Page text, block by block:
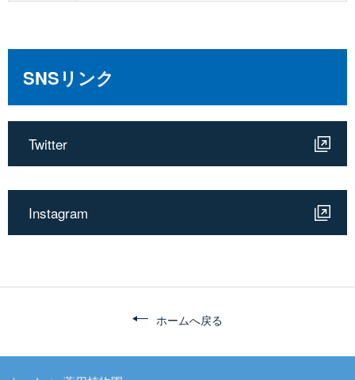
SNSリンク
Twitter
Instagram
ホームへ戻る